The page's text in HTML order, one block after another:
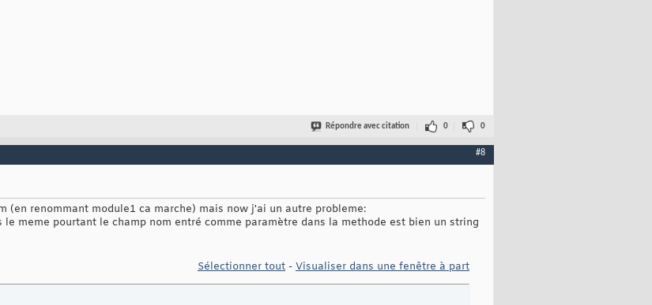
Répondre avec citation 0 0
#8
(en renommant module1 ca marche) mais now j'ai un autre probleme:
meme pourtant le champ nom entré comme paramètre dans la methode est bien un string
Sélectionner tout - Visualiser dans une fenêtre à part